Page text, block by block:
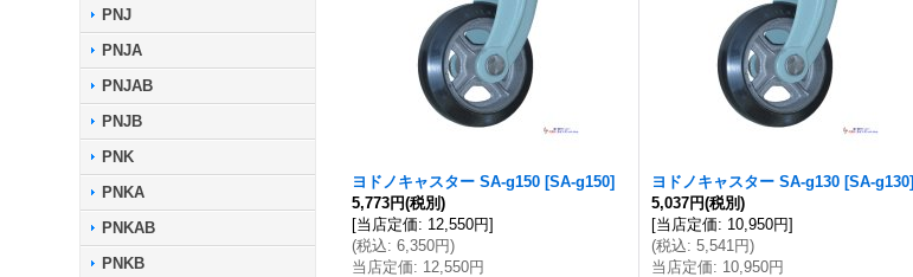
PNJ
PNJA
PNJAB
PNJB
PNK
PNKA
PNKAB
PNKB
ヨドノキャスター SA-g150 [SA-g150]
5,773円(税別)
[当店定価: 12,550円]
(税込: 6,350円)
当店定価: 12,550円
ヨドノキャスター SA-g130 [SA-g130]
5,037円(税別)
[当店定価: 10,950円]
(税込: 5,541円)
当店定価: 10,950円